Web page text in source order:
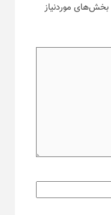
بخش‌های موردنیاز